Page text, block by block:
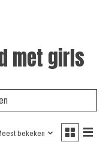
met girls
bekeken